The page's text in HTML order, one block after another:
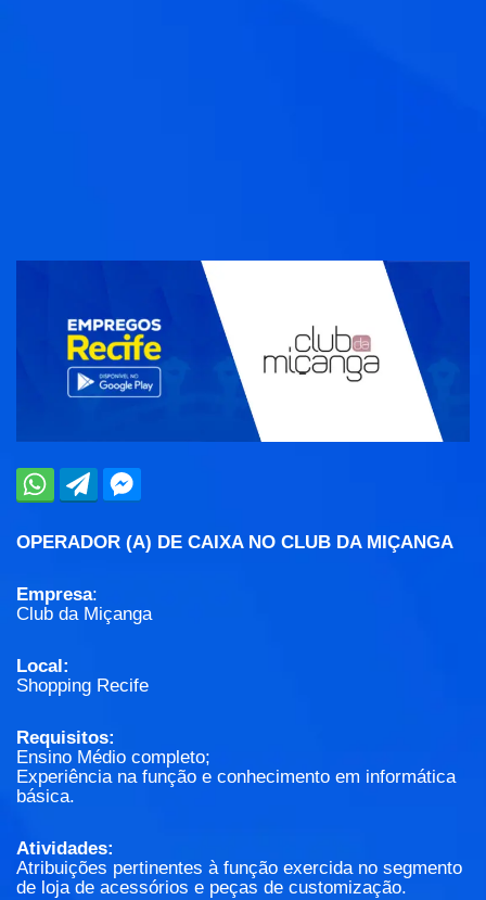
OPERADOR (A) DE CAIXA NO CLUB DA MIÇANGA
Empresa:
Club da Miçanga
Local:
Shopping Recife
Requisitos:
Ensino Médio completo;
Experiência na função e conhecimento em informática
básica.
Atividades:
Atribuições pertinentes à função exercida no segmento
de loja de acessórios e peças de customização.